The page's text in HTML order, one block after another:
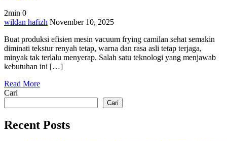
2min 0
on
Produksi
Efisien
Mesin
Vacuum
wildan hafizh November 10, 2025
Buat produksi efisien mesin vacuum frying camilan sehat semakin
diminati tekstur renyah tetap, warna dan rasa asli tetap terjaga,
minyak tak terlalu menyerap. Salah satu teknologi yang menjawab
kebutuhan ini […]
Read More
Cari
Cari
Recent Posts